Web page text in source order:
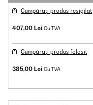
Cumpărați produs resigilat
407,00 Lei Cu TVA
Cumpărați produs folosit
385,00 Lei Cu TVA